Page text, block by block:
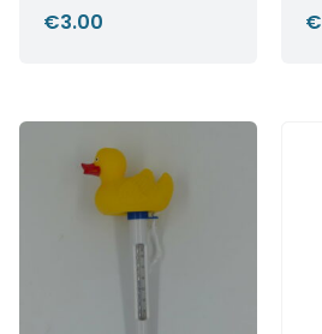
€3.00
€